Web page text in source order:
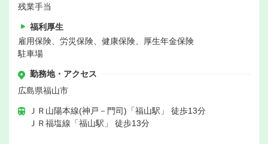
残業手当
福利厚生
雇用保険、労災保険、健康保険、厚生年金保険
駐車場
勤務地・アクセス
広島県福山市
ＪＲ山陽本線(神戸－門司)「福山駅」 徒歩13分
ＪＲ福塩線「福山駅」 徒歩13分